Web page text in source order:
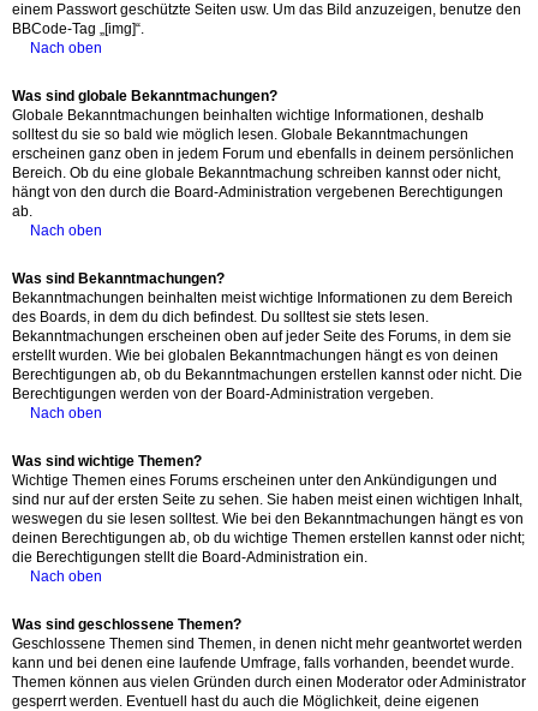
einem Passwort geschützte Seiten usw. Um das Bild anzuzeigen, benutze den
BBCode-Tag „[img]“.
Nach oben
Was sind globale Bekanntmachungen?
Globale Bekanntmachungen beinhalten wichtige Informationen, deshalb
solltest du sie so bald wie möglich lesen. Globale Bekanntmachungen
erscheinen ganz oben in jedem Forum und ebenfalls in deinem persönlichen
Bereich. Ob du eine globale Bekanntmachung schreiben kannst oder nicht,
hängt von den durch die Board-Administration vergebenen Berechtigungen
ab.
Nach oben
Was sind Bekanntmachungen?
Bekanntmachungen beinhalten meist wichtige Informationen zu dem Bereich
des Boards, in dem du dich befindest. Du solltest sie stets lesen.
Bekanntmachungen erscheinen oben auf jeder Seite des Forums, in dem sie
erstellt wurden. Wie bei globalen Bekanntmachungen hängt es von deinen
Berechtigungen ab, ob du Bekanntmachungen erstellen kannst oder nicht. Die
Berechtigungen werden von der Board-Administration vergeben.
Nach oben
Was sind wichtige Themen?
Wichtige Themen eines Forums erscheinen unter den Ankündigungen und
sind nur auf der ersten Seite zu sehen. Sie haben meist einen wichtigen Inhalt,
weswegen du sie lesen solltest. Wie bei den Bekanntmachungen hängt es von
deinen Berechtigungen ab, ob du wichtige Themen erstellen kannst oder nicht;
die Berechtigungen stellt die Board-Administration ein.
Nach oben
Was sind geschlossene Themen?
Geschlossene Themen sind Themen, in denen nicht mehr geantwortet werden
kann und bei denen eine laufende Umfrage, falls vorhanden, beendet wurde.
Themen können aus vielen Gründen durch einen Moderator oder Administrator
gesperrt werden. Eventuell hast du auch die Möglichkeit, deine eigenen